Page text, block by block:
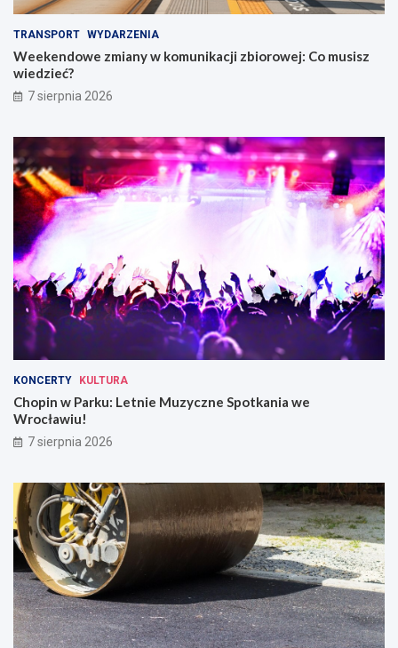
TRANSPORT WYDARZENIA
Weekendowe zmiany w komunikacji zbiorowej: Co musisz
wiedzieć?
7 sierpnia 2026
KONCERTY KULTURA
Chopin w Parku: Letnie Muzyczne Spotkania we
Wrocławiu!
7 sierpnia 2026